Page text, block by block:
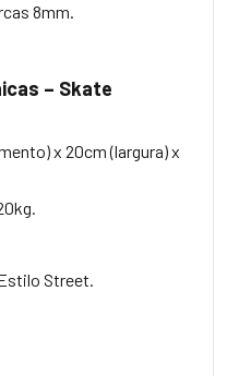
8mm.
– Skate
x 20cm (largura) x
Street.